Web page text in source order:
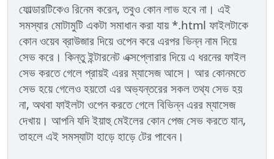
ফোল্ডারটিকেও রিনেম করেন, তবুও কোন লাভ হবে না। এই
সমস্যার মোটামুটি একটা সমাধান করা যায় *.html ফাইলটাকে
কোন ওয়েব ব্রাউজার দিয়ে ওপেন করে এরপর ভিন্ন নাম দিয়ে
সেভ করে। কিন্তু ইন্টারনেট এক্সপ্লোরার দিয়ে এ ধরনের ফাইল
সেভ করতে গেলে প্রায়ই এরর ম্যাসেজ আসে। আর কোনমতে
সেভ হয়ে গেলেও হয়তো এর অভ্যন্তরের সকল তথ্য সেভ হয়
না, অথবা ফাইলটা ওপেন করতে গেলে বিভিন্ন এরর ম্যাসেজ
দেখায়। আপনি যদি ইয়াহু মেইলের কোন পেজ সেভ করতে যান,
তাহলে এই সমস্যাটা হাড়ে হাড়ে টের পাবেন।